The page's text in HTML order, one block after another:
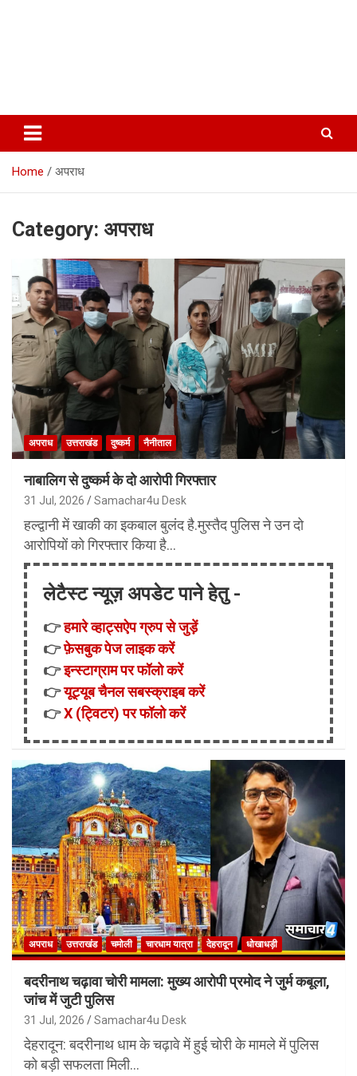
Home अपराध
Category: अपराध
अपराध उत्तराखंड दुष्कर्म नैनीताल
नाबालिग से दुष्कर्म के दो आरोपी गिरफ्तार
31 Jul, 2026 Samachar4u Desk
हल्द्वानी में खाकी का इकबाल बुलंद है.मुस्तैद पुलिस ने उन दो
आरोपियों को गिरफ्तार किया है…
लेटैस्ट न्यूज़ अपडेट पाने हेतु -
👉हमारे व्हाट्सऐप ग्रुप से जुड़ें
👉फ़ेसबुक पेज लाइक करें
👉इन्स्टाग्राम पर फॉलो करें
👉यूट्यूब चैनल सबस्क्राइब करें
👉X (ट्विटर) पर फॉलो करें
अपराध उत्तराखंड चमोली चारधाम यात्रा देहरादून धोखाधड़ी
बदरीनाथ चढ़ावा चोरी मामला: मुख्य आरोपी प्रमोद ने जुर्म कबूला,
जांच में जुटी पुलिस
31 Jul, 2026 Samachar4u Desk
देहरादून: बदरीनाथ धाम के चढ़ावे में हुई चोरी के मामले में पुलिस
को बड़ी सफलता मिली…